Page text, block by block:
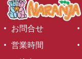
お問合せ
営業時間